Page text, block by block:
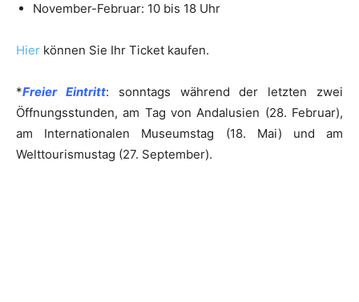
November-Februar: 10 bis 18 Uhr
Hier können Sie Ihr Ticket kaufen.
*Freier Eintritt: sonntags während der letzten zwei
Öffnungsstunden, am Tag von Andalusien (28. Februar),
am Internationalen Museumstag (18. Mai) und am
Welttourismustag (27. September).